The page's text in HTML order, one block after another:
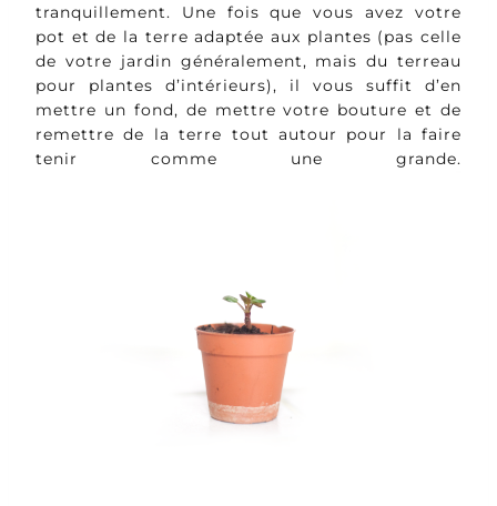
tranquillement. Une fois que vous avez votre
pot et de la terre adaptée aux plantes (pas celle
de votre jardin généralement, mais du terreau
pour plantes d’intérieurs), il vous suffit d’en
mettre un fond, de mettre votre bouture et de
remettre de la terre tout autour pour la faire
tenir comme une grande.